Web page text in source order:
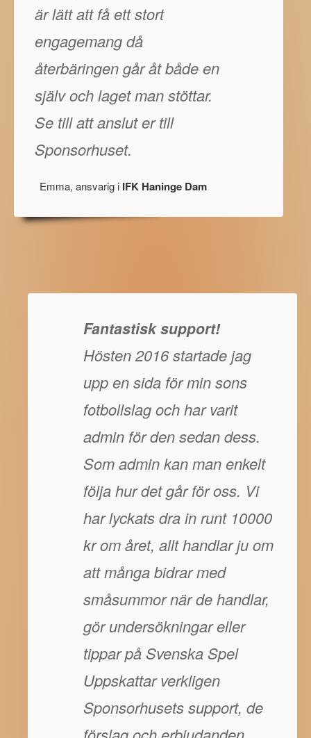
är lätt att få ett stort
engagemang då
återbäringen går åt både en
själv och laget man stöttar.
Se till att anslut er till
Sponsorhuset.
Emma, ansvarig i IFK Haninge Dam
Fantastisk support!
Hösten 2016 startade jag
upp en sida för min sons
fotbollslag och har varit
admin för den sedan dess.
Som admin kan man enkelt
följa hur det går för oss. Vi
har lyckats dra in runt 10000
kr om året, allt handlar ju om
att många bidrar med
småsummor när de handlar,
gör undersökningar eller
tippar på Svenska Spel
Uppskattar verkligen
Sponsorhusets support, de